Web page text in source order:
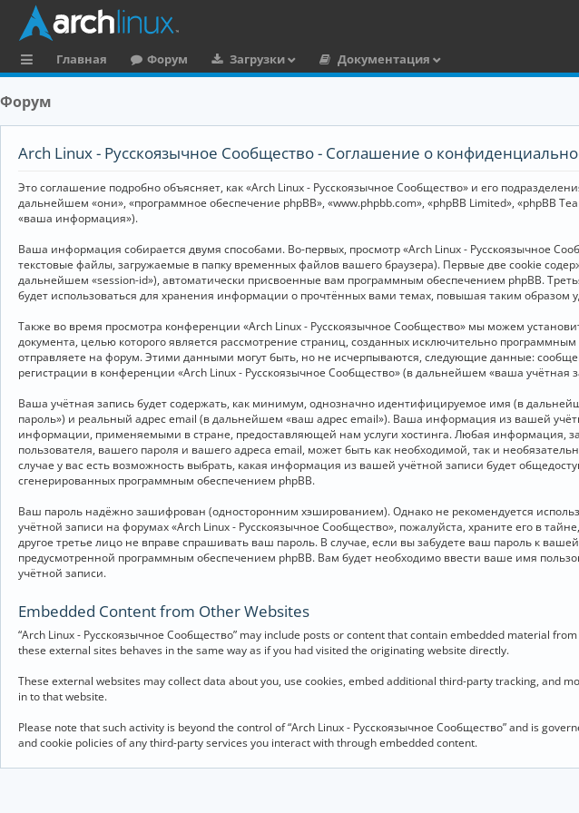
ы
и
Главная Форум Загрузки
Документация
Форум
Arch Linux - Русскоязычное Сообщество - Соглашение о
Это соглашение подробно объясняет, как «Arch Linux - Русскоязычное Сообщество» и его
дальнейшем «они», «программное обеспечение phpBB», «www.phpbb.com», «phpBB Limited»,
«ваша информация»).
Ваша информация собирается двумя способами. Во-первых, просмотр «Arch Linux - Русскоязычное
текстовые файлы, загружаемые в папку временных файлов вашего браузера). Первые две cookie
дальнейшем «session-id»), автоматически присвоенные вам программным обеспечением phpBB.
будет использоваться для хранения информации о прочтённых вами темах, повышая таким образом
Также во время просмотра конференции «Arch Linux - Русскоязычное Сообщество» мы можем
документа, целью которого является рассмотрение страниц, созданных исключительно
отправляете на форум. Этими данными могут быть, но не исчерпываются, следующие данные:
регистрации в конференции «Arch Linux - Русскоязычное Сообщество» (в дальнейшем «ваша
Ваша учётная запись будет содержать, как минимум, однозначно идентифицируемое имя (в
пароль») и реальный адрес email (в дальнейшем «ваш адрес email»). Ваша информация из вашей
информации, применяемыми в стране, предоставляющей нам услуги хостинга. Любая информация,
пользователя, вашего пароля и вашего адреса email, может быть как необходимой, так и
случае у вас есть возможность выбрать, какая информация из вашей учётной записи будет
сгенерированных программным обеспечением phpBB.
Ваш пароль надёжно зашифрован (односторонним хэшированием). Однако не рекомендуется
учётной записи на форумах «Arch Linux - Русскоязычное Сообщество», пожалуйста, храните его в
другое третье лицо не вправе спрашивать ваш пароль. В случае, если вы забудете ваш пароль к
предусмотренной программным обеспечением phpBB. Вам будет необходимо ввести ваше имя
учётной записи.
Embedded Content from Other Websites
“Arch Linux - Русскоязычное Сообщество” may include posts or content that contain embedded material
these external sites behaves in the same way as if you had visited the originating website directly.
These external websites may collect data about you, use cookies, embed additional third-party tracking, and
in to that website.
Please note that such activity is beyond the control of “Arch Linux - Русскоязычное Сообщество” and is
and cookie policies of any third-party services you interact with through embedded content.